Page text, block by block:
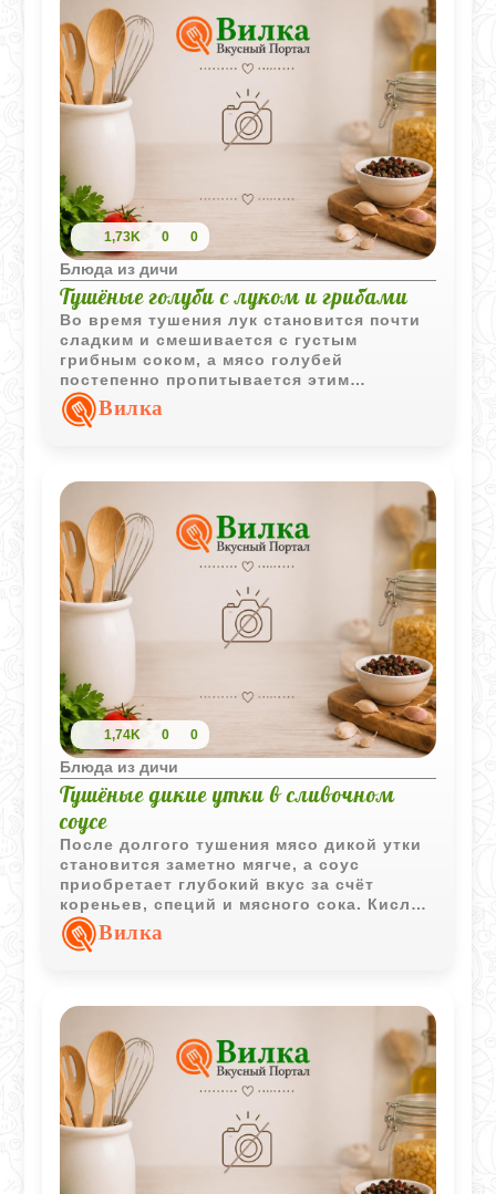
1,73K 0 0
Блюда из дичи
Тушёные голуби с луком и грибами
Во время тушения лук становится почти
сладким и смешивается с густым
грибным соком, а мясо голубей
постепенно пропитывается этим
ароматом. Простое сочетание продуктов
делает блюдо особенно домашним и
Вилка
1,74K 0 0
Блюда из дичи
Тушёные дикие утки в сливочном
соусе
После долгого тушения мясо дикой утки
становится заметно мягче, а соус
приобретает глубокий вкус за счёт
кореньев, специй и мясного сока. Кислое
молоко делает подливу более нежной и
слегка бархатистой, не перебивая аромат
Вилка